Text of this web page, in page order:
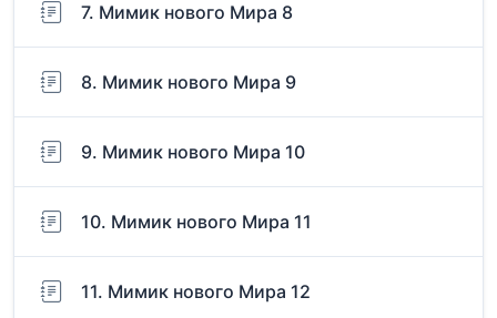
7. Мимик нового Мира 8
8. Мимик нового Мира 9
9. Мимик нового Мира 10
10. Мимик нового Мира 11
11. Мимик нового Мира 12